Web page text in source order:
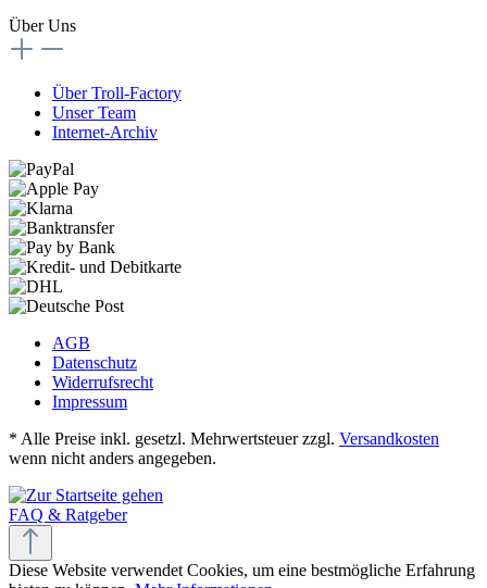
Über Uns
Über Troll-Factory
Unser Team
Internet-Archiv
AGB
Datenschutz
Widerrufsrecht
Impressum
* Alle Preise inkl. gesetzl. Mehrwertsteuer zzgl. Versandkosten
wenn nicht anders angegeben.
FAQ & Ratgeber
Diese Website verwendet Cookies, um eine bestmögliche Erfahrung